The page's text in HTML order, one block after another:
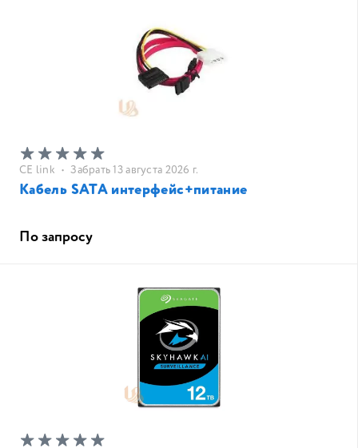
CE link • Забрать 13 августа 2026 г.
Кабель SATA интерфейс+питание
По запросу